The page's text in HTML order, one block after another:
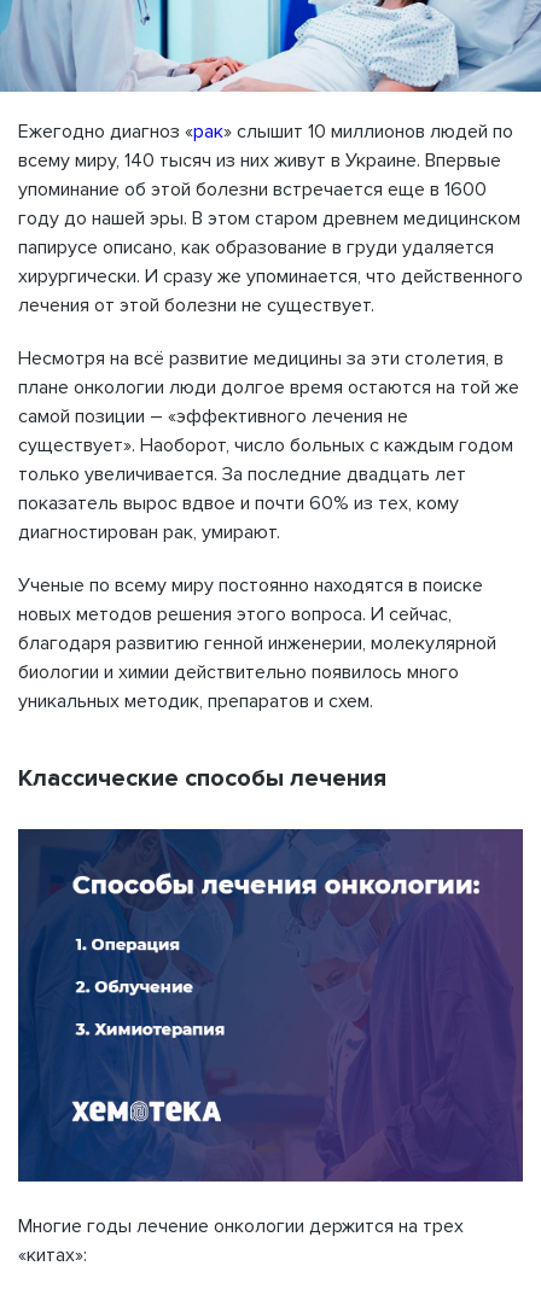
Ежегодно диагноз «рак» слышит 10 миллионов людей по
всему миру, 140 тысяч из них живут в Украине. Впервые
упоминание об этой болезни встречается еще в 1600
году до нашей эры. В этом старом древнем медицинском
папирусе описано, как образование в груди удаляется
хирургически. И сразу же упоминается, что действенного
лечения от этой болезни не существует.
Несмотря на всё развитие медицины за эти столетия, в
плане онкологии люди долгое время остаются на той же
самой позиции – «эффективного лечения не
существует». Наоборот, число больных с каждым годом
только увеличивается. За последние двадцать лет
показатель вырос вдвое и почти 60% из тех, кому
диагностирован рак, умирают.
Ученые по всему миру постоянно находятся в поиске
новых методов решения этого вопроса. И сейчас,
благодаря развитию генной инженерии, молекулярной
биологии и химии действительно появилось много
уникальных методик, препаратов и схем.
Классические способы лечения
Многие годы лечение онкологии держится на трех
«китах»: